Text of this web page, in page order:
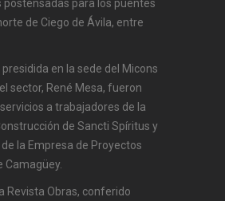
para los puentes
de Ciego de Ávila, entre
en la sede del Micons
sector, René Mesa, fueron
a trabajadores de la
de Sancti Spíritus y
la Empresa de Proyectos
Camagüey.
Revista Obras, conferido